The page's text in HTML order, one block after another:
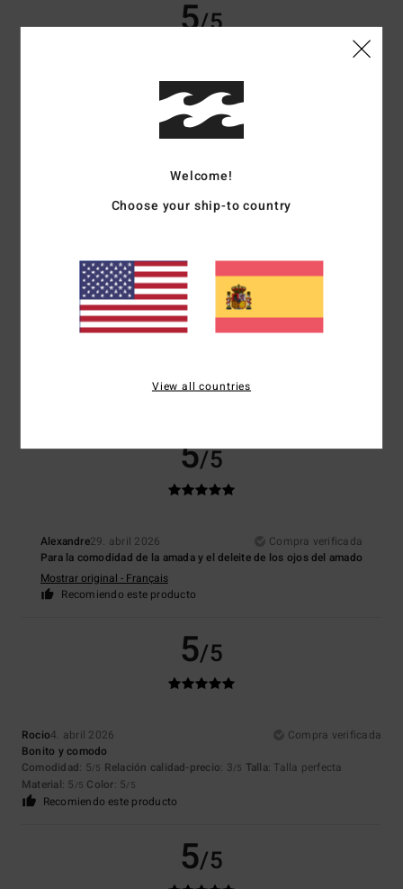
5/5
17. junio 2026
Compra verificada
Bonitos pantalones, me quedan genial,
Mostrar original - Français
Recomiendo este producto
5
27. mayo 2026
Compra verificada
Muy original y muy agradable
5/5
Alexandre29. abril 2026
Compra verificada
Para la comodidad de la amada y el deleite de los ojos del amado
Mostrar original - Français
Recomiendo este producto
5/5
Rocio4. abril 2026
Compra verificada
Bonito y comodo
Comodidad: 5/5 Relación calidad-precio: 3/5 Talla: Talla perfecta
Material: 5 /5 Color: 5/5
Recomiendo este producto
5/5
Welcome!
Choose your ship-to country
View all countries